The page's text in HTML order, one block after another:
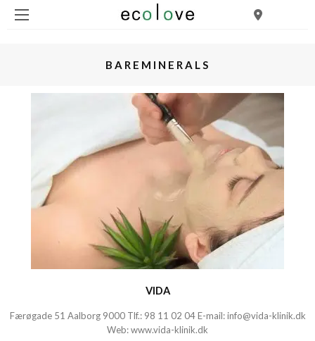
BAREMINERALS
VIDA
Færøgade 51 Aalborg 9000 Tlf.: 98 11 02 04E-mail:info@vida-klinik.dk
Web:www.vida-klinik.dk